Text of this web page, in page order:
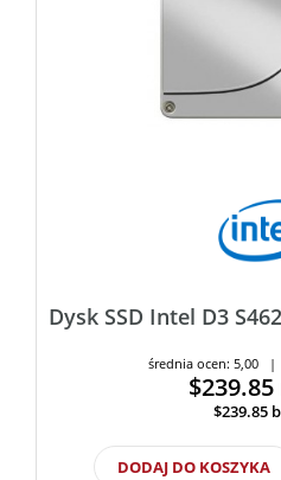
Dysk SSD Intel D3
średnia ocen: 5,00 |
$239.85
$239.85
DODAJ DO KOSZYKA